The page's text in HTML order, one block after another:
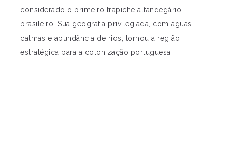
considerado o primeiro trapiche alfandegário
brasileiro. Sua geografia privilegiada, com águas
calmas e abundância de rios, tornou a região
estratégica para a colonização portuguesa.